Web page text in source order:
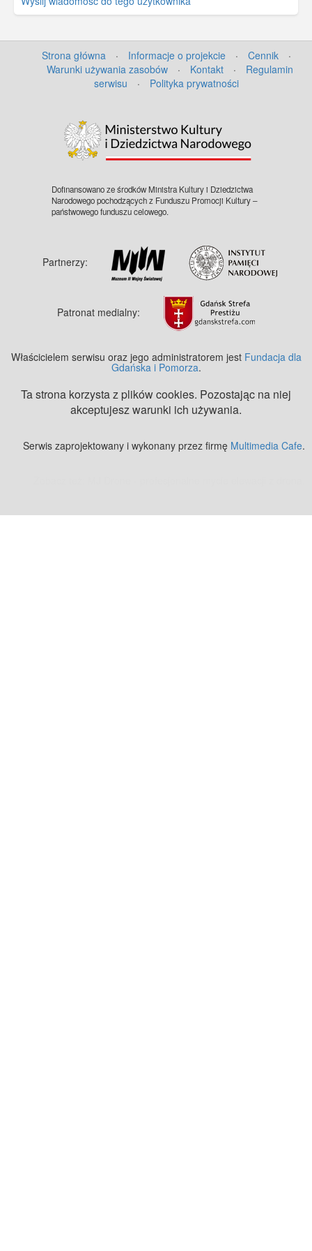
Strona główna · Informacje o projekcie · Cennik
·
Warunki używania zasobów
· Kontakt ·
Regulamin
serwisu
· Polityka prywatności
Dofinansowano ze środków Ministra Kultury i Dziedzictwa
Narodowego pochodzących z Funduszu Promocji Kultury –
państwowego funduszu celowego.
Partnerzy:
Patronat medialny:
Właścicielem serwisu oraz jego administratorem jest Fundacja dla
Gdańska i Pomorza.
Ta strona korzysta z plików cookies. Pozostając na niej
akceptujesz warunki ich używania.
Serwis zaprojektowany i wykonany przez firmę Multimedia Cafe.